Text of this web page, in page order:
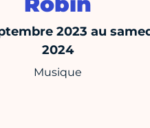
2023 au
2024
Musique